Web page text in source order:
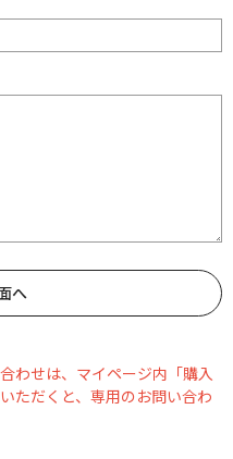
わせは、マイページ内「購入
ただくと、専用のお問い合わ